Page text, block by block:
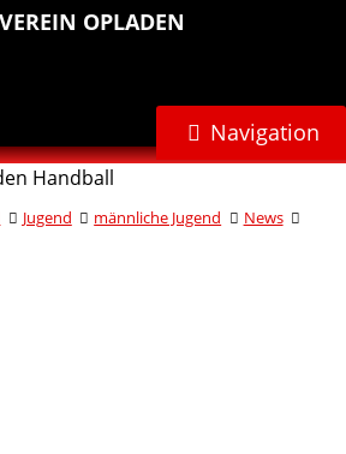
OPLADEN
Navigation
Jugend männliche Jugend
News